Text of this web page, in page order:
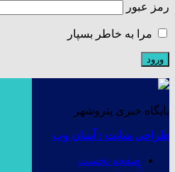
رمز عبور
مرا به خاطر بسپار
پایگاه خبری پتروشهر
طراحی سایت : آسان وب
صفحه نخست